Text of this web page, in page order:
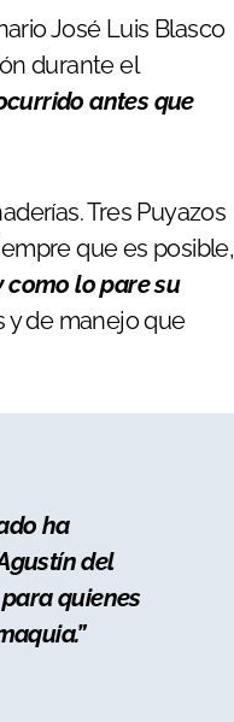
José Luis Blasco
durante el
antes que
Tres Puyazos
que es posible,
como lo pare su
y de manejo que
ha
del
quienes